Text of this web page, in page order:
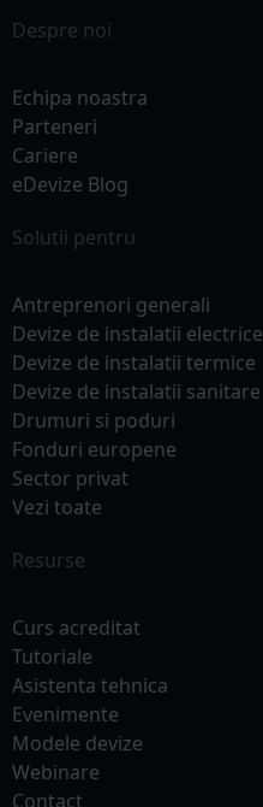
Despre noi
Echipa noastra
Parteneri
Cariere
eDevize Blog
Solutii pentru
Antreprenori generali
Devize de instalatii electrice
Devize de instalatii termice
Devize de instalatii sanitare
Drumuri si poduri
Fonduri europene
Sector privat
Vezi toate
Resurse
Curs acreditat
Tutoriale
Asistenta tehnica
Evenimente
Modele devize
Webinare
Contact